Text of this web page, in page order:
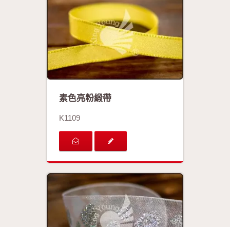
素色亮粉緞帶
K1109